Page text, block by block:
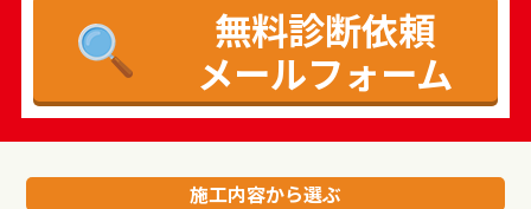
無料診断依頼
メールフォーム
施工内容から選ぶ